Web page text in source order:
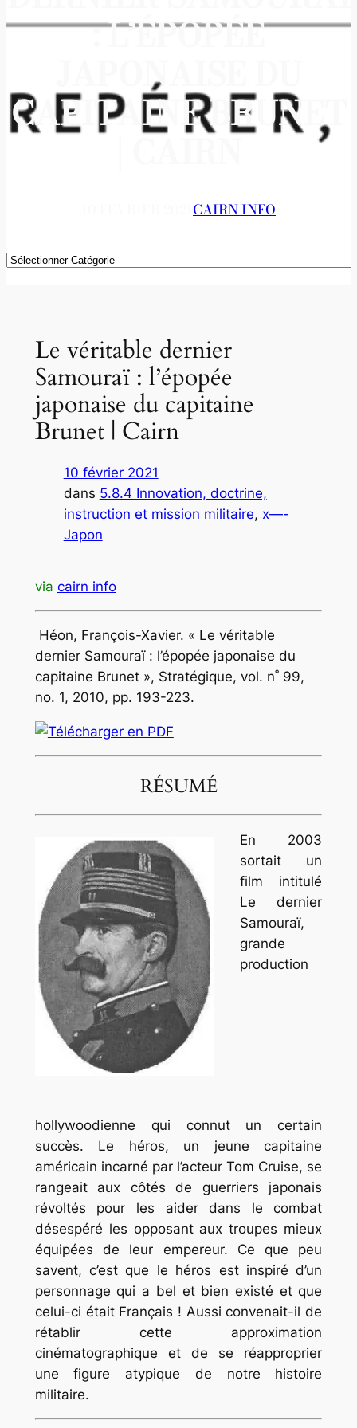
: L’ÉPOPÉE
JAPONAISE DU
CAPITAINE BRUNET
CAIRN INFO
Catégories
Le véritable dernier
Samouraï : l’épopée
japonaise du capitaine
Brunet | Cairn
10 février 2021
dans 5.8.4 Innovation, doctrine,
instruction et mission militaire, x—-
Japon
via cairn info
Héon, François-Xavier. « Le véritable
dernier Samouraï : l’épopée japonaise du
capitaine Brunet », Stratégique, vol. n˚ 99,
no. 1, 2010, pp. 193-223.
RÉSUMÉ
En 2003
sortait un
film intitulé
Le dernier
Samouraï,
grande
production
hollywoodienne qui connut un certain
succès. Le héros, un jeune capitaine
américain incarné par l’acteur Tom Cruise, se
rangeait aux côtés de guerriers japonais
révoltés pour les aider dans le combat
désespéré les opposant aux troupes mieux
équipées de leur empereur. Ce que peu
savent, c’est que le héros est inspiré d’un
personnage qui a bel et bien existé et que
celui-ci était Français ! Aussi convenait-il de
rétablir cette approximation
cinématographique et de se réapproprier
une figure atypique de notre histoire
militaire.